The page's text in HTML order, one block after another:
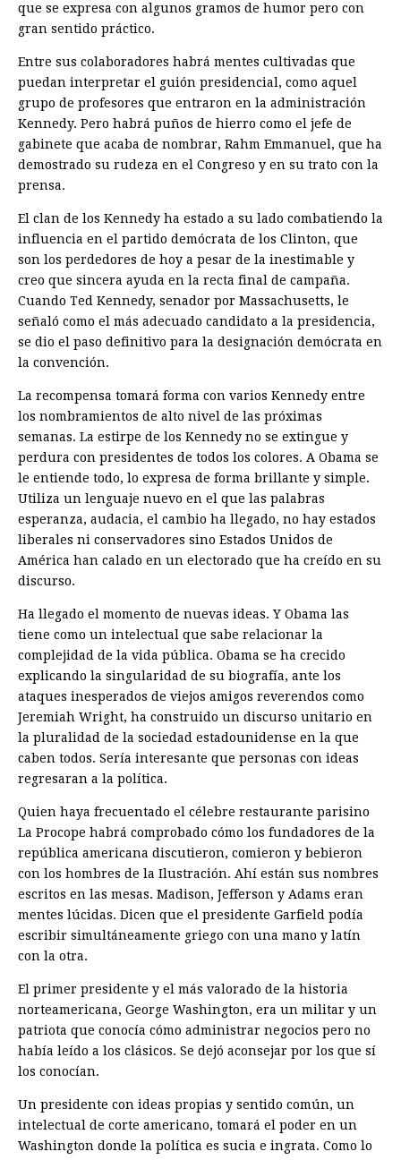
que se expresa con algunos gramos de humor pero con
gran sentido práctico.
Entre sus colaboradores habrá mentes cultivadas que
puedan interpretar el guión presidencial, como aquel
grupo de profesores que entraron en la administración
Kennedy. Pero habrá puños de hierro como el jefe de
gabinete que acaba de nombrar, Rahm Emmanuel, que ha
demostrado su rudeza en el Congreso y en su trato con la
prensa.
El clan de los Kennedy ha estado a su lado combatiendo la
influencia en el partido demócrata de los Clinton, que
son los perdedores de hoy a pesar de la inestimable y
creo que sincera ayuda en la recta final de campaña.
Cuando Ted Kennedy, senador por Massachusetts, le
señaló como el más adecuado candidato a la presidencia,
se dio el paso definitivo para la designación demócrata en
la convención.
La recompensa tomará forma con varios Kennedy entre
los nombramientos de alto nivel de las próximas
semanas. La estirpe de los Kennedy no se extingue y
perdura con presidentes de todos los colores. A Obama se
le entiende todo, lo expresa de forma brillante y simple.
Utiliza un lenguaje nuevo en el que las palabras
esperanza, audacia, el cambio ha llegado, no hay estados
liberales ni conservadores sino Estados Unidos de
América han calado en un electorado que ha creído en su
discurso.
Ha llegado el momento de nuevas ideas. Y Obama las
tiene como un intelectual que sabe relacionar la
complejidad de la vida pública. Obama se ha crecido
explicando la singularidad de su biografía, ante los
ataques inesperados de viejos amigos reverendos como
Jeremiah Wright, ha construido un discurso unitario en
la pluralidad de la sociedad estadounidense en la que
caben todos. Sería interesante que personas con ideas
regresaran a la política.
Quien haya frecuentado el célebre restaurante parisino
La Procope habrá comprobado cómo los fundadores de la
república americana discutieron, comieron y bebieron
con los hombres de la Ilustración. Ahí están sus nombres
escritos en las mesas. Madison, Jefferson y Adams eran
mentes lúcidas. Dicen que el presidente Garfield podía
escribir simultáneamente griego con una mano y latín
con la otra.
El primer presidente y el más valorado de la historia
norteamericana, George Washington, era un militar y un
patriota que conocía cómo administrar negocios pero no
había leído a los clásicos. Se dejó aconsejar por los que sí
los conocían.
Un presidente con ideas propias y sentido común, un
intelectual de corte americano, tomará el poder en un
Washington donde la política es sucia e ingrata. Como lo